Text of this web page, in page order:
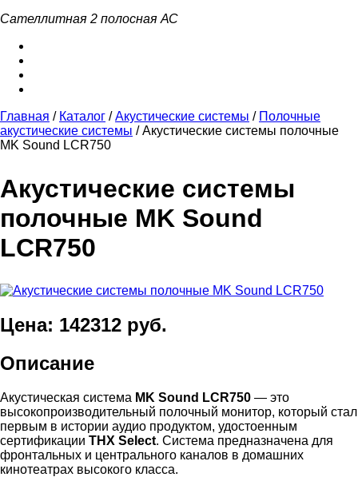
Сателлитная 2 полосная АС
Главная / Каталог /Акустические системы / Полочные
акустические системы /Акустические системы полочные
MK Sound LCR750
Акустические системы
полочные MK Sound
LCR750
Цена: 142312 руб.
Описание
Акустическая система MK Sound LCR750 — это
высокопроизводительный полочный монитор, который стал
первым в истории аудио продуктом, удостоенным
сертификации THX Select. Система предназначена для
фронтальных и центрального каналов в домашних
кинотеатрах высокого класса.